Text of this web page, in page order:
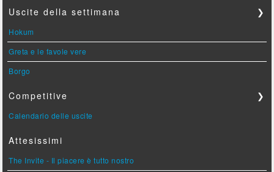
Uscite della settimana ❯
Hokum
Greta e le favole vere
Borgo
Competitive ❯
Calendario delle uscite
Attesissimi
The Invite - Il piacere è tutto nostro